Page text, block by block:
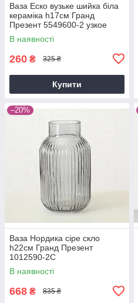
Ваза Еско вузьке шийка біла
кераміка h17см Гранд
Презент 5549600-2 узкое
В наявності
260 ₴ 325 ₴
Купити
–20%
Ваза Нордика сіре скло
h22см Гранд Презент
1012590-2С
В наявності
668 ₴ 835 ₴